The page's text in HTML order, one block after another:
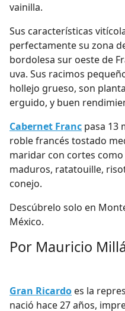
vainilla.
Sus características
perfectamente su zona
bordolesa sur oeste de
uva. Sus racimos
hollejo grueso, son
erguido, y buen
Cabernet Franc pasa 13
roble francés tostado
maridar con cortes
maduros, ratatouille,
conejo.
Descúbrelo solo en
México.
Por Mauricio
Gran Ricardo es la
nació hace 27 años,